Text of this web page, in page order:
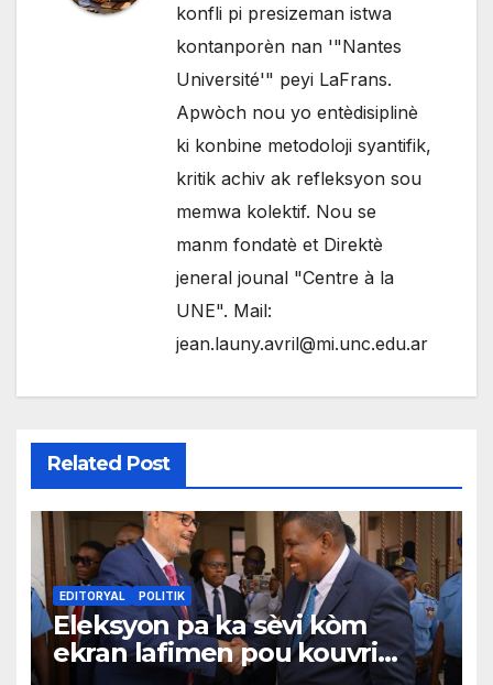
konfli pi presizeman istwa
kontanporèn nan '"Nantes
Université'" peyi LaFrans.
Apwòch nou yo entèdisiplinè
ki konbine metodoloji syantifik,
kritik achiv ak refleksyon sou
memwa kolektif. Nou se
manm fondatè et Direktè
jeneral jounal "Centre à la
UNE". Mail:
jean.launy.avril@mi.unc.edu.ar
Related Post
EDITORYAL POLITIK
Eleksyon pa ka sèvi kòm
ekran lafimen pou kouvri